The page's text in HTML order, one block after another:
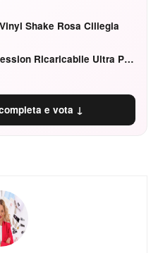
Shake Rosa Ciliegia
Hourglass Confession Ricaricabile Ultra Preciso Ad Alta Intensità Secretly Classic Red
e vota ↓